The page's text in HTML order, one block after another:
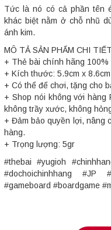
Tức là nó có cả phần tên
khác biệt nằm ở chỗ nhũ
ánh kim.
MÔ TẢ SẢN PHẨM CHI
+ Thẻ bài chính hãng 100%
+ Kích thước: 5.9cm x
+ Có thể để chơi, tặng cho
+ Shop nói không với hàng
không trầy xước, không
+ Đảm bảo quyền lợi, nâng
hàng.
+ Trọng lượng: 5gr
#thebai #yugioh
#dochoichinhhang #JP
#gameboard #boardgame